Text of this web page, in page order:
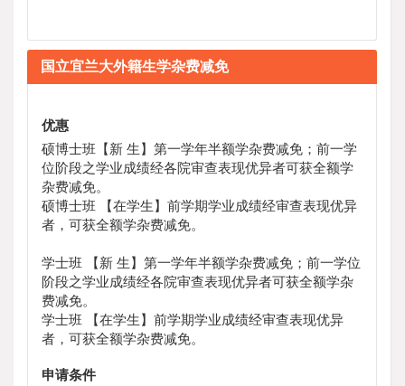
国立宜兰大外籍生学杂费减免
优惠
硕博士班【新 生】第一学年半额学杂费减免；前一学
位阶段之学业成绩经各院审查表现优异者可获全额学
杂费减免。
硕博士班 【在学生】前学期学业成绩经审查表现优异
者，可获全额学杂费减免。
学士班 【新 生】第一学年半额学杂费减免；前一学位
阶段之学业成绩经各院审查表现优异者可获全额学杂
费减免。
学士班 【在学生】前学期学业成绩经审查表现优异
者，可获全额学杂费减免。
申请条件